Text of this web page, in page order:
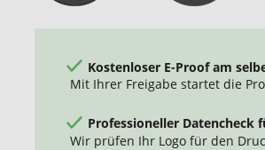
Kostenloser E-Proof am
Mit Ihrer Freigabe startet die
Professioneller Datencheck
Wir prüfen Ihr Logo für den